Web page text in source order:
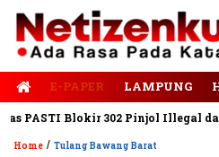
E-PAPER LAMPUNG
Blokir 302 Pinjol Illegal dan
Home / Tulang Bawang Barat